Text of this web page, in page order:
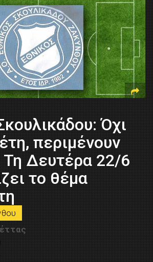
Όχι
περιμένουν
Τη Δευτέρα 22/6
το θέμα